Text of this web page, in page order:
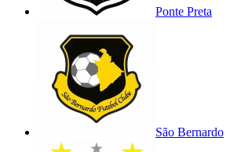
Ponte Preta
São Bernardo